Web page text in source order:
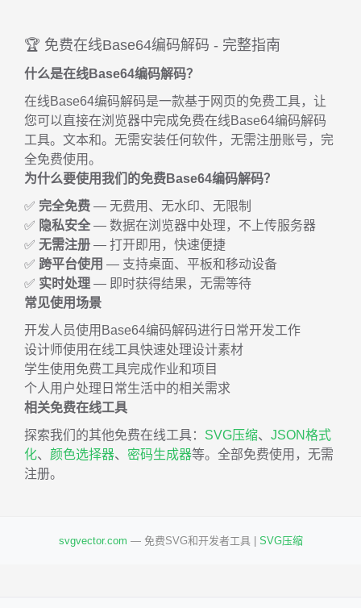
🏆 免费在线Base64编码解码 - 完整指南
什么是在线Base64编码解码？
在线Base64编码解码是一款基于网页的免费工具，让
您可以直接在浏览器中完成免费在线Base64编码解码
工具。文本和。无需安装任何软件，无需注册账号，完
全免费使用。
为什么要使用我们的免费Base64编码解码？
✅ 完全免费 — 无费用、无水印、无限制
✅ 隐私安全— 数据在浏览器中处理，不上传服务器
✅ 无需注册 — 打开即用，快速便捷
✅ 跨平台使用 — 支持桌面、平板和移动设备
✅ 实时处理 — 即时获得结果，无需等待
常见使用场景
开发人员使用Base64编码解码进行日常开发工作
设计师使用在线工具快速处理设计素材
学生使用免费工具完成作业和项目
个人用户处理日常生活中的相关需求
相关免费在线工具
探索我们的其他免费在线工具： SVG压缩、 JSON格式
化、 颜色选择器、 密码生成器等。全部免费使用，无需
注册。
svgvector.com — 免费SVG和开发者工具 | SVG压缩